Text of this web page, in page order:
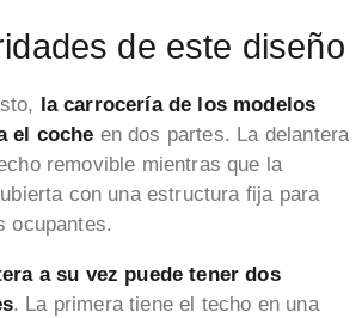
de este diseño
la carrocería de los modelos
el coche en dos partes. La delantera
removible mientras que la
con una estructura fija para
ocupantes.
a su vez puede tener dos
. La primera tiene el techo en una